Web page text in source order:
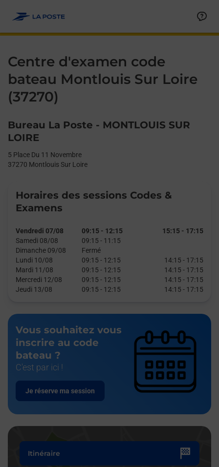
Centre d'examen code
bateau Montlouis Sur Loire
(37270)
Bureau La Poste - MONTLOUIS SUR
LOIRE
5 Place Du 11 Novembre
37270 Montlouis Sur Loire
Horaires des sessions Codes &
Examens
Vendredi 07/08 09:15 - 12:15 15:15 - 17:15
Samedi 08/08
09:15 - 11:15
Dimanche 09/08
Fermé
Lundi 10/08
09:15 - 12:15 14:15 - 17:15
Mardi 11/08
09:15 - 12:15 14:15 - 17:15
Mercredi 12/08
09:15 - 12:15 14:15 - 17:15
Jeudi 13/08
09:15 - 12:15 14:15 - 17:15
Vous souhaitez vous
inscrire au code
bateau ?
C'est par ici !
Je réserve ma session
Itinéraire